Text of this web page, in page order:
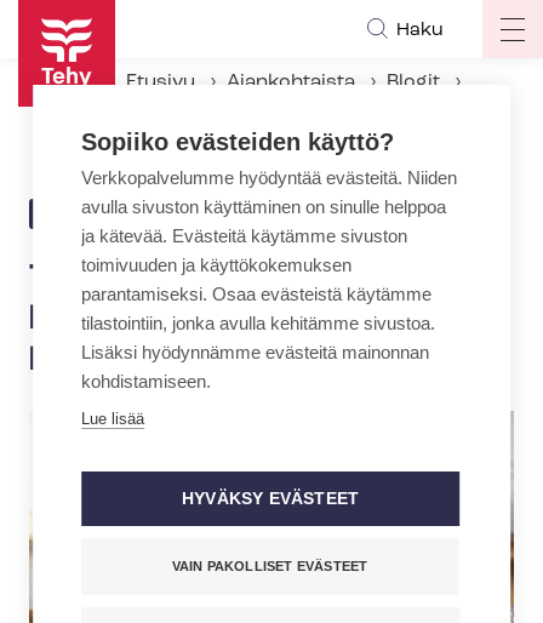
Hyppää
pääsisältöön
Haku
Etusivu Ajankohtaista
Blogit
BLOGI 6.4.2017 | 9:19
Tietävätkö tulevat
kuntapäättäjät mikä on
lapsen etu?
Sopiiko evästeiden käyttö?
Verkkopalvelumme hyödyntää evästeitä. Niiden
avulla sivuston käyttäminen on sinulle helppoa
ja kätevää. Evästeitä käytämme sivuston
toimivuuden ja käyttökokemuksen
parantamiseksi. Osaa evästeistä käytämme
tilastointiin, jonka avulla kehitämme sivustoa.
Lisäksi hyödynnämme evästeitä mainonnan
kohdistamiseen.
Lue lisää
HYVÄKSY EVÄSTEET
VAIN PAKOLLISET EVÄSTEET